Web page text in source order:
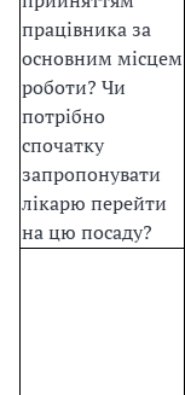
працівника за
основним місцем
роботи? Чи
потрібно
спочатку
запропонувати
лікарю перейти
на цю посаду?